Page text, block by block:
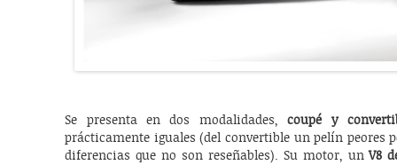
Se presenta en dos modalidades,coupé y
prácticamente iguales (del convertible un pelín peores
diferencias que no son reseñables). Su motor, unV8